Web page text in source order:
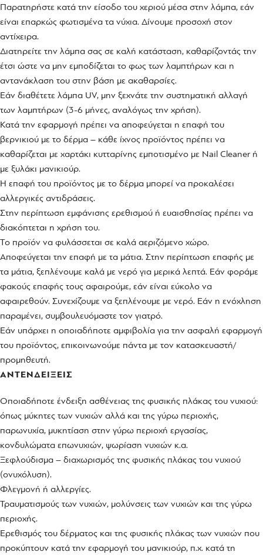
Παρατηρήστε κατά την είσοδο του χεριού μέσα στην λάμπα, εάν
είναι επαρκώς φωτισμένα τα νύχια. Δίνουμε προσοχή στον
αντίχειρα.
Διατηρείτε την λάμπα σας σε καλή κατάσταση, καθαρίζοντάς την
έτσι ώστε να μην εμποδίζεται το φως των λαμπτήρων και η
αντανάκλαση του στην βάση με ακαθαρσίες.
Εάν διαθέτετε λάμπα UV, μην ξεχνάτε την συστηματική αλλαγή
των λαμπτήρων (3-6 μήνες, αναλόγως την χρήση).
Κατά την εφαρμογή πρέπει να αποφεύγεται η επαφή του
βερνικιού με το δέρμα – κάθε ίχνος προϊόντος πρέπει να
καθαρίζεται με χαρτάκι κυτταρίνης εμποτισμένο με Nail Cleaner ή
με ξυλάκι μανικιούρ.
Η επαφή του προϊόντος με το δέρμα μπορεί να προκαλέσει
αλλεργικές αντιδράσεις.
Στην περίπτωση εμφάνισης ερεθισμού ή ευαισθησίας πρέπει να
διακόπτεται η χρήση του.
Το προϊόν να φυλάσσεται σε καλά αεριζόμενο χώρο.
Αποφεύγεται την επαφή με τα μάτια. Στην περίπτωση επαφής με
τα μάτια, ξεπλένουμε καλά με νερό για μερικά λεπτά. Εάν φοράμε
φακούς επαφής τους αφαιρούμε, εάν είναι εύκολο να
αφαιρεθούν. Συνεχίζουμε να ξεπλένουμε με νερό. Εάν η ενόχληση
παραμένει, συμβουλευόμαστε τον γιατρό.
Εάν υπάρχει η οποιαδήποτε αμφιβολία για την ασφαλή εφαρμογή
του προϊόντος, επικοινωνούμε πάντα με τον κατασκευαστή/
προμηθευτή.
ΑΝΤΕΝΔΕΙΞΕΙΣ
Οποιαδήποτε ένδειξη ασθένειας της φυσικής πλάκας του νυχιού:
όπως μύκητες των νυχιών αλλά και της γύρω περιοχής,
παρωνυχία, μυκητίαση στην γύρω περιοχή εργασίας,
κονδυλώματα επωνυχιών, ψωρίαση νυχιών κ.α.
Ξεφλούδισμα – διαχωρισμός της φυσικής πλάκας του νυχιού
(ονυχόλυση).
Φλεγμονή ή αλλεργίες.
Τραυματισμούς των νυχιών, μολύνσεις των νυχιών και της γύρω
περιοχής.
Ερεθισμός του δέρματος και της φυσικής πλάκας των νυχιών που
προκύπτουν κατά την εφαρμογή του μανικιούρ, π.χ. κατά τη